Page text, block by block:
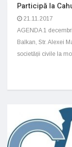
Participă la
21.11.2017
AGENDA 1
Balkan, Str. Alexei
societății civile la